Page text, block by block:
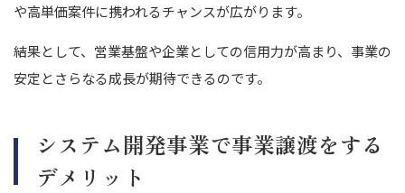
や高単価案件に携われるチャンスが広がります。
結果として、営業基盤や企業としての信用力が高まり、事業の
安定とさらなる成長が期待できるのです。
システム開発事業で事業譲渡をする
デメリット